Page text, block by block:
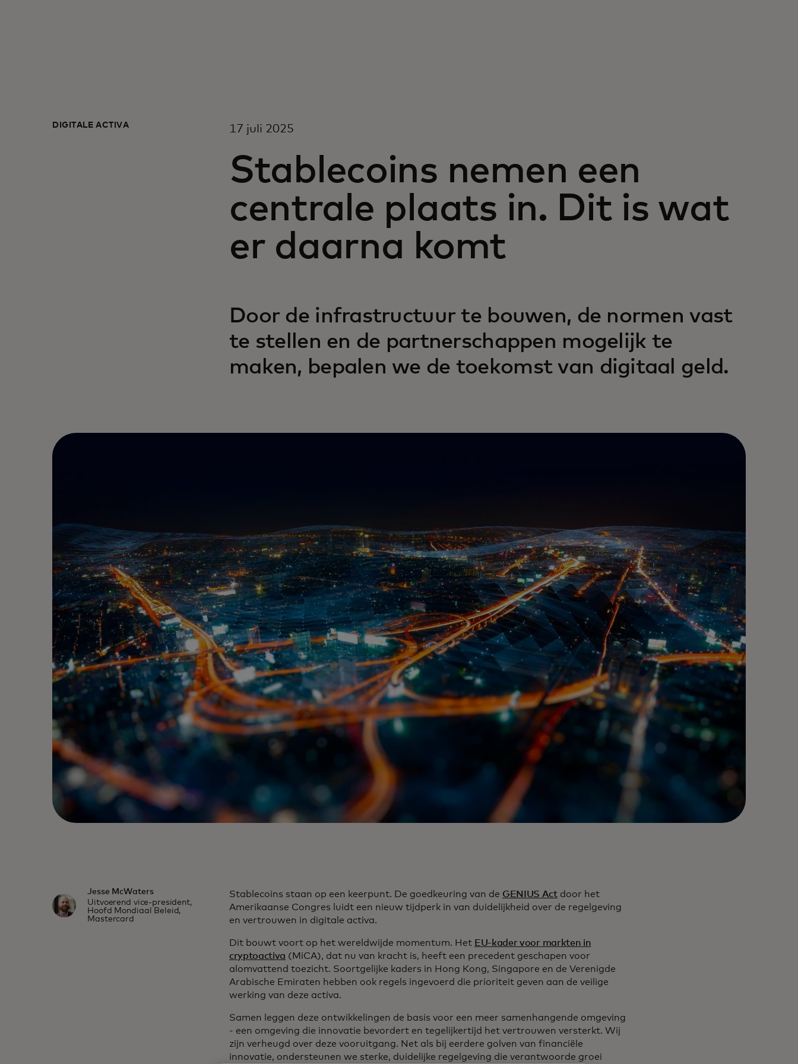
DIGITALE ACTIVA 17 juli 2025
Stablecoins nemen een
centrale plaats in. Dit is wat
er daarna komt
Door de infrastructuur te bouwen, de normen vast
te stellen en de partnerschappen mogelijk te
maken, bepalen we de toekomst van digitaal geld.
Jesse McWaters
Uitvoerend vice-president,
Hoofd Mondiaal Beleid,
Mastercard
Stablecoins staan op een keerpunt. De goedkeuring van de GENIUS Actdoor het
Amerikaanse Congres luidt een nieuw tijdperk in van duidelijkheid over de regelgeving
en vertrouwen in digitale activa.
Dit bouwt voort op het wereldwijde momentum. Het EU-kader voor markten in
cryptoactiva (MiCA), dat nu van kracht is, heeft een precedent geschapen voor
alomvattend toezicht. Soortgelijke kaders in Hong Kong, Singapore en de Verenigde
Arabische Emiraten hebben ook regels ingevoerd die prioriteit geven aan de veilige
werking van deze activa.
Samen leggen deze ontwikkelingen de basis voor een meer samenhangende omgeving
- een omgeving die innovatie bevordert en tegelijkertijd het vertrouwen versterkt. Wij
zijn verheugd over deze vooruitgang. Net als bij eerdere golven van financiële
innovatie, ondersteunen we sterke, duidelijke regelgeving die verantwoorde groei